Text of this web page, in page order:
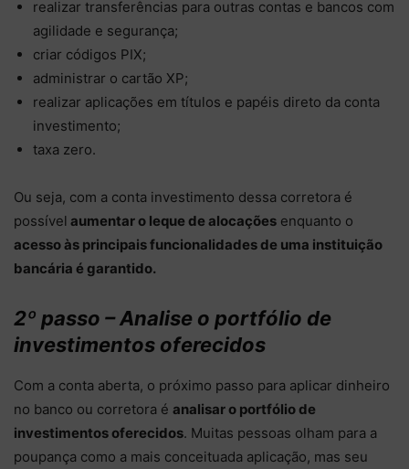
realizar transferências para outras contas e bancos com
agilidade e segurança;
criar códigos PIX;
administrar o cartão XP;
realizar aplicações em títulos e papéis direto da conta
investimento;
taxa zero.
Ou seja, com a conta investimento dessa corretora é
possível aumentar o leque de alocações enquanto o
acesso às principais funcionalidades de uma instituição
bancária é garantido.
2º passo – Analise o portfólio de
investimentos oferecidos
Com a conta aberta, o próximo passo para aplicar dinheiro
no banco ou corretora é analisar o portfólio de
investimentos oferecidos. Muitas pessoas olham para a
poupança como a mais conceituada aplicação, mas seu